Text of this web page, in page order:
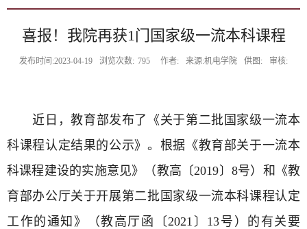
喜报！我院再获1门国家级一流本科课程
发布时间:2023-04-19 浏览次数: 795 作者: 来源:机电学院 供图: 审核:
近日，教育部发布了《关于第二批国家级一流本
科课程认定结果的公示》。根据《教育部关于一流本
科课程建设的实施意见》（教高〔2019〕 8号）和《教
育部办公厅关于开展第二批国家级一流本科课程认定
工作的通知》（教高厅函〔2021 〕 13号）的有关要